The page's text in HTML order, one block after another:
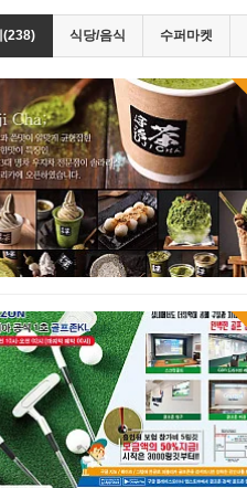
(238) 식당/음식 수퍼마켓